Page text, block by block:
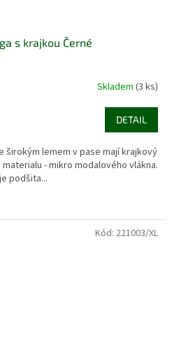
s krajkou Černé
Skladem (3 ks)
DETAIL
širokým lemem v pase mají krajkový
- mikro modalového vlákna.
podšita...
Kód: 221003/XL